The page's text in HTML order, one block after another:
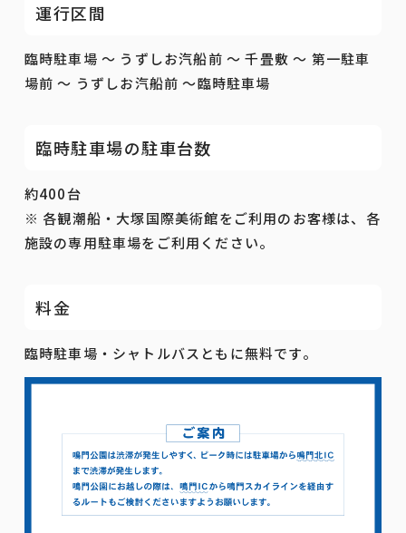
運行区間
臨時駐車場 ～ うずしお汽船前 ～ 千畳敷 ～ 第一駐車
場前 ～ うずしお汽船前 ～臨時駐車場
臨時駐車場の駐車台数
約400台
※ 各観潮船・大塚国際美術館をご利用のお客様は、各
施設の専用駐車場をご利用ください。
料金
臨時駐車場・シャトルバスともに無料です。